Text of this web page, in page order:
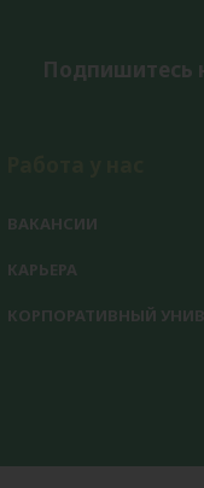
Подпишитесь
ВАКАНСИИ
КАРЬЕРА
КОРПОРАТИВНЫЙ